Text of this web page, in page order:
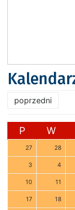
poprzedni
P W
27 28
3 4
10 11
17 18